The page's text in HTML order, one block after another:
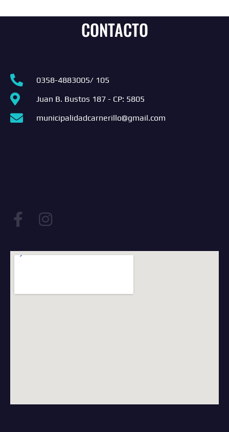
CONTACTO
0358-4883005/ 105
Juan B. Bustos 187 - CP: 5805
municipalidadcarnerillo@gmail.com